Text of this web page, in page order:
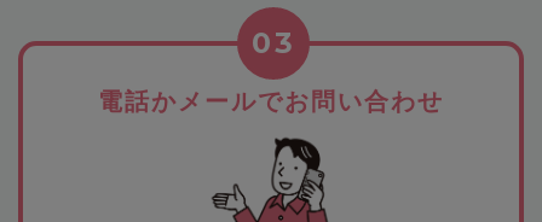
電話かメールでお問い合わせ
03